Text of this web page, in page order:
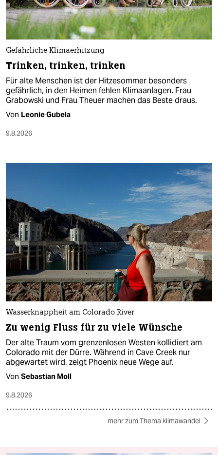
Gefährliche Klimaerhitzung
Trinken, trinken, trinken
Für alte Menschen ist der Hitzesommer besonders
gefährlich, in den Heimen fehlen Klimaanlagen. Frau
Grabowski und Frau Theuer machen das Beste draus.
Von Leonie Gubela
9.8.2026
Wasserknappheit am Colorado River
Zu wenig Fluss für zu viele Wünsche
Der alte Traum vom grenzenlosen Westen kollidiert am
Colorado mit der Dürre. Während in Cave Creek nur
abgewartet wird, zeigt Phoenix neue Wege auf.
Von Sebastian Moll
9.8.2026
mehr zum Thema klimawandel